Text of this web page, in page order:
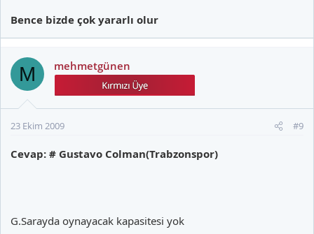
Bence bizde çok yararlı olur
M mehmetgünen
23 Ekim 2009 #9
Cevap: # Gustavo Colman(Trabzonspor)
G.Sarayda oynayacak kapasitesi yok